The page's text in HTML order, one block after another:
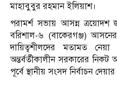
মাহাবুবুর রহমান ইলিয়াশ।
পরামর্শ সভায় আসন্ন ত্রয়োদশ
বরিশাল-৬ (বাকেরগঞ্জ)
দায়িত্বশীলদের মতামত
অন্তর্বর্তীকালীন সরকারের
পূর্বে স্থানীয় সংসদ নির্বাচন